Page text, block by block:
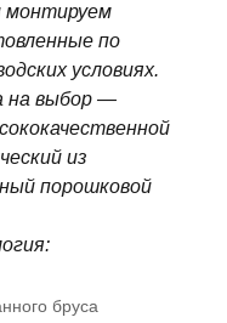
монтируем
по
условиях.
на выбор —
из
порошковой
бруса